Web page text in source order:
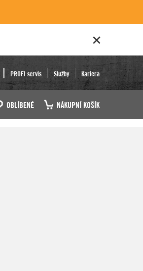
PROFI servis Služby Kariéra
OBLÍBENÉ NÁKUPNÍ KOŠÍK